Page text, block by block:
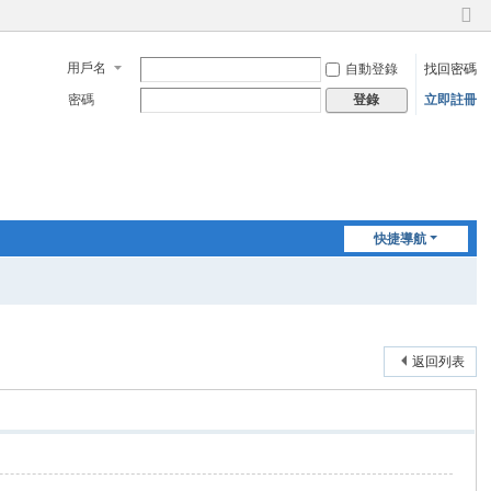
切
到
窄
用戶名 自動登錄
找回密碼
密碼
登錄 立即註冊
快捷導航
返回列表